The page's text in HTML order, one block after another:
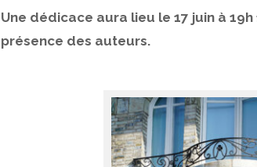
Une dédicace aura lieu le 17 juin à
présence des auteurs.